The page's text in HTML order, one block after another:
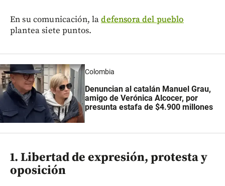
En su comunicación, ladefensora del pueblo
plantea siete puntos.
Colombia
Denuncian al catalán Manuel Grau,
amigo de Verónica Alcocer, por
presunta estafa de $4.900 millones
1. Libertad de expresión, protesta y
oposición